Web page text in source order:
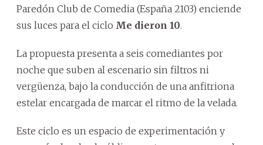
Paredón Club de Comedia (España 2103) enciende
sus luces para el ciclo Me dieron 10.
La propuesta presenta a seis comediantes por
noche que suben al escenario sin filtros ni
vergüenza, bajo la conducción de una anfitriona
estelar encargada de marcar el ritmo de la velada.
Este ciclo es un espacio de experimentación y